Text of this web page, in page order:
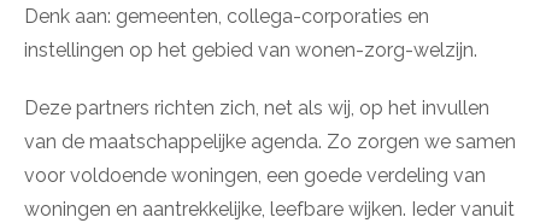
Denk aan: gemeenten, collega-corporaties en
instellingen op het gebied van wonen-zorg-welzijn.
Deze partners richten zich, net als wij, op het invullen
van de maatschappelijke agenda. Zo zorgen we samen
voor voldoende woningen, een goede verdeling van
woningen en aantrekkelijke, leefbare wijken. Ieder vanuit